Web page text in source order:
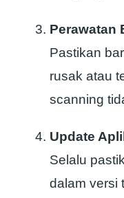
Perawatan
Pastikan
rusak atau
scanning
Update
Selalu
dalam versi